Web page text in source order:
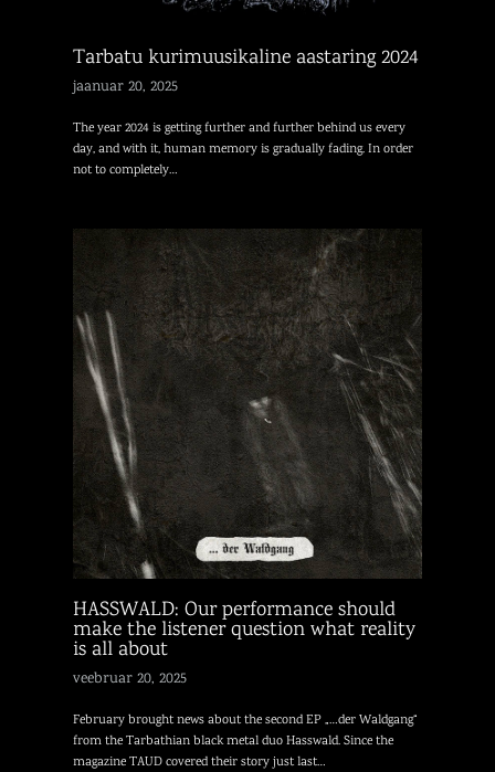
Tarbatu kurimuusikaline aastaring 2024
jaanuar 20, 2025
The year 2024 is getting further and further behind us every
day, and with it, human memory is gradually fading. In order
not to completely…
HASSWALD: Our performance should
make the listener question what reality
is all about
veebruar 20, 2025
February brought news about the second EP „…der Waldgang“
from the Tarbathian black metal duo Hasswald. Since the
magazine TAUD covered their story just last…